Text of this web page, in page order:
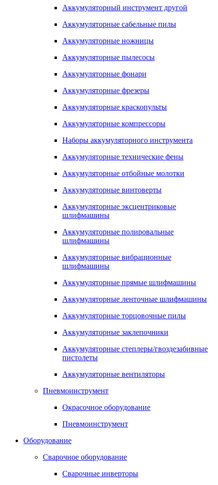
Аккумуляторный инструмент другой
Аккумуляторные сабельные пилы
Аккумуляторные ножницы
Аккумуляторные пылесосы
Аккумуляторные фонари
Аккумуляторные фрезеры
Аккумуляторные краскопульты
Аккумуляторные компрессоры
Наборы аккумуляторного инструмента
Аккумуляторные технические фены
Аккумуляторные отбойные молотки
Аккумуляторные винтоверты
Аккумуляторные эксцентриковые
шлифмашины
Аккумуляторные полировальные
шлифмашины
Аккумуляторные вибрационные
шлифмашины
Аккумуляторные прямые шлифмашины
Аккумуляторные ленточные шлифмашины
Аккумуляторные торцовочные пилы
Аккумуляторные заклепочники
Аккумуляторные степлеры/гвоздезабивные
пистолеты
Аккумуляторные вентиляторы
Пневмоинструмент
Окрасочное оборудование
Пневмоинструмент
Оборудование
Сварочное оборудование
Сварочные инверторы